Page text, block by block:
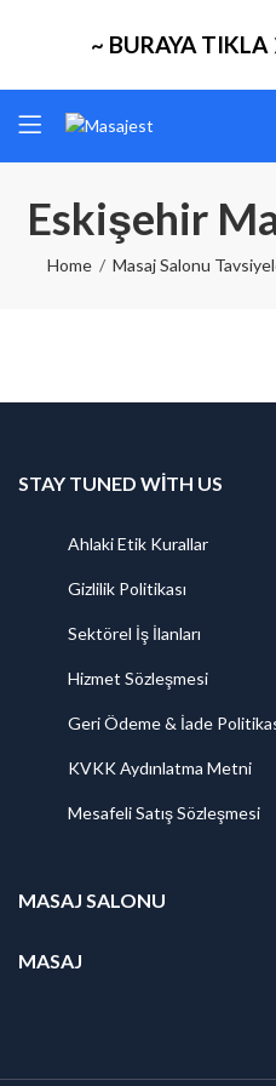
~ BURAYA
Eskişehir
Home Masaj Salonu
STAY TUNED WITH US
Ahlaki Etik Kurallar
Gizlilik Politikası
Sektörel İş İlanları
Hizmet Sözleşmesi
Geri Ödeme & İade
KVKK Aydınlatma Metni
Mesafeli Satış Sözleşmesi
MASAJ SALONU
MASAJ